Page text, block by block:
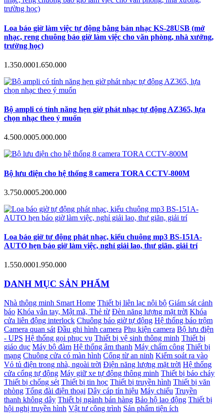
Loa báo giờ làm việc tự động bằng bản nhạc KS-28USB (mở
nhạc, reng chuông báo giờ làm việc cho văn phòng, nhà xưởng,
trường học)
1.350.0001.650.000
Bộ ampli có tính năng hẹn giờ phát nhạc tự động AZ365, lựa
chọn nhạc theo ý muốn
4.500.0005.000.000
Bộ lưu điện cho hệ thống 8 camera TORA CCTV-800M
3.750.0005.200.000
Loa báo giờ tự động phát nhạc, kiểu chuông mp3 BS-151A-
AUTO hẹn báo giờ làm việc, nghỉ giải lao, thư giãn, giải trí
1.550.0001.950.000
DANH MỤC SẢN PHẨM
Nhà thông minh Smart Home Thiết bị liên lạc nội bộ Giám sát cảnh
báo Khóa vân tay, Mật mã, Thẻ từ Đèn năng lượng mặt trời Khóa
cửa liên động interlock Chuông báo giờ tự động Hệ thống báo trộm
Camera quan sát Đầu ghi hình camera Phụ kiện camera Bộ lưu điện
- UPS Hệ thống gọi phục vụ Thiết bị vệ sinh thông minh Thiết bị
giáo dục Máy bộ đàm Hệ thống âm thanh Máy chấm công Thiết bị
mạng Chuông cửa có màn hình Cổng từ an ninh Kiểm soát ra vào
Vỏ tủ điện trong nhà, ngoài trời Điện năng lượng mặt trời Hệ thống
cửa cổng tự động Máy giữ xe tự động thông minh Thiết bị báo cháy
Thiết bị chống sét Thiết bị tin học Thiết bị truyền hình Thiết bị văn
phòng Tổng đài điện thoại Dây cáp tín hiệu Máy chiếu Truyền
thanh không dây Thiết bị ngành bán hàng Bảo hộ lao động Thiết bị
hội nghị truyền hình Vật tư công trình Sản phẩm tiện ích